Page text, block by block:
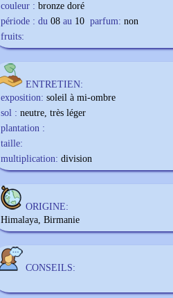
couleur : bronze doré
période : du 08 au 10 parfum: non
fruits:
ENTRETIEN:
exposition: soleil à mi-ombre
sol : neutre, très léger
plantation :
taille:
multiplication: division
ORIGINE:
Himalaya, Birmanie
CONSEILS: